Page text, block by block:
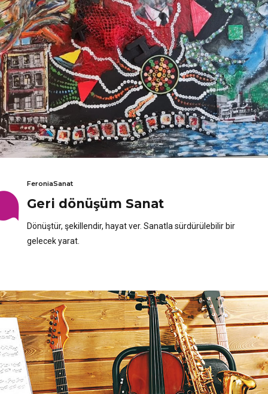
FeroniaSanat
Geri dönüşüm Sanat
Dönüştür, şekillendir, hayat ver. Sanatla sürdürülebilir bir
gelecek yarat.